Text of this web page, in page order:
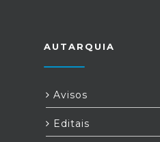
AUTARQUIA
Avisos
Editais